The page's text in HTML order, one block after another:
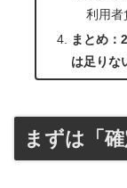
利用者
まとめ：
は足りな
まずは「